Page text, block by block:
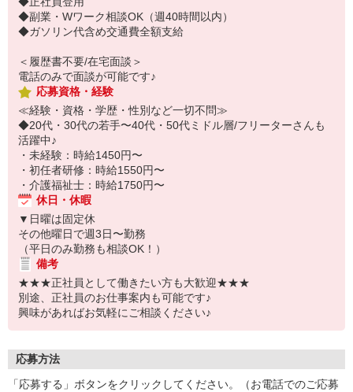
◆副業・Wワーク相談OK（週40時間以内）
◆ガソリン代含め交通費全額支給
＜履歴書不要/在宅面談＞
電話のみで面談が可能です♪
応募資格・経験
≪経験・資格・学歴・性別など一切不問≫
◆20代・30代の若手〜40代・50代ミドル層/フリーターさんも
活躍中♪
・未経験：時給1450円〜
・初任者研修：時給1550円〜
・介護福祉士：時給1750円〜
休日・休暇
▼日曜は固定休
その他曜日で週3日〜勤務
（平日のみ勤務も相談OK！）
備考
★★★正社員として働きたい方も大歓迎★★★
別途、正社員のお仕事案内も可能です♪
興味があればお気軽にご相談ください♪
応募方法
「応募する」ボタンをクリックしてください。（お電話でのご応募